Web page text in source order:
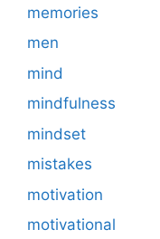
memories
men
mind
mindfulness
mindset
mistakes
motivation
motivational